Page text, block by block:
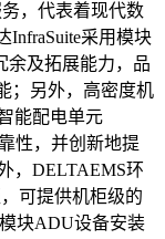
，代表着现代数
InfraSuite采用模块
余及拓展能力，品
；另外，高密度机
能配电单元
性，并创新地提
，DELTAEMS环
可提供机柜级的
块ADU设备安装